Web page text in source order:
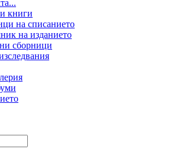
книги
на списанието
на изданието
сборници